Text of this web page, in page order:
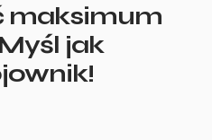
maksimum
jak